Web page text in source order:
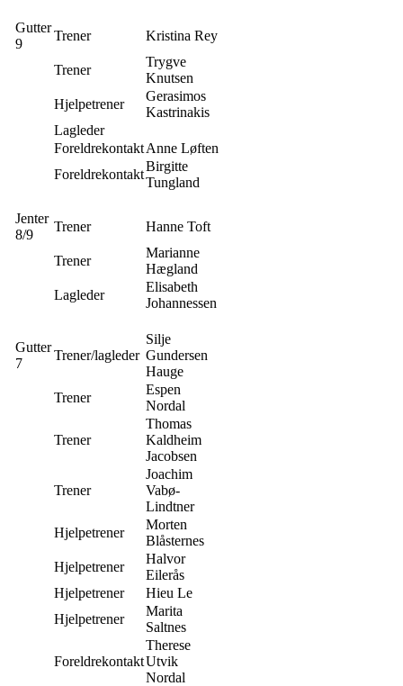
Gutter
9
Trener Kristina Rey
Trener
Trygve
Knutsen
Hjelpetrener
Gerasimos
Kastrinakis
Lagleder
ForeldrekontaktAnne Løften
Foreldrekontakt
Birgitte
Tungland
Jenter
8/9
Trener Hanne Toft
Trener
Marianne
Hægland
Lagleder
Elisabeth
Johannessen
Gutter
7
Trener/lagleder
Silje
Gundersen
Hauge
Trener
Espen
Nordal
Trener
Thomas
Kaldheim
Jacobsen
Trener
Joachim
Vabø-
Lindtner
Hjelpetrener
Morten
Blåsternes
Hjelpetrener
Halvor
Eilerås
Hjelpetrener
Hieu Le
Hjelpetrener
Marita
Saltnes
Foreldrekontakt
Therese
Utvik
Nordal